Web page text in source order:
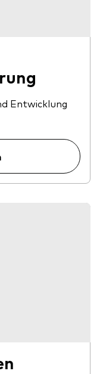
Entwicklung